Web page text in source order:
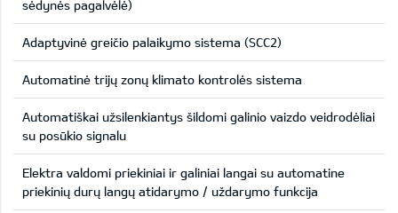
sėdynės pagalvėlė)
Adaptyvinė greičio palaikymo sistema (SCC2)
Automatinė trijų zonų klimato kontrolės sistema
Automatiškai užsilenkiantys šildomi galinio vaizdo veidrodėliai
su posūkio signalu
Elektra valdomi priekiniai ir galiniai langai su automatine
priekinių durų langų atidarymo / uždarymo funkcija